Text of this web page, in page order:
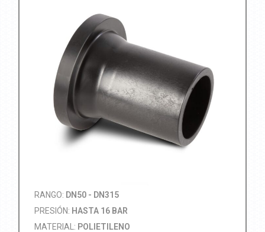
RANGO: DN50 - DN315
PRESIÓN: HASTA 16 BAR
MATERIAL: POLIETILENO